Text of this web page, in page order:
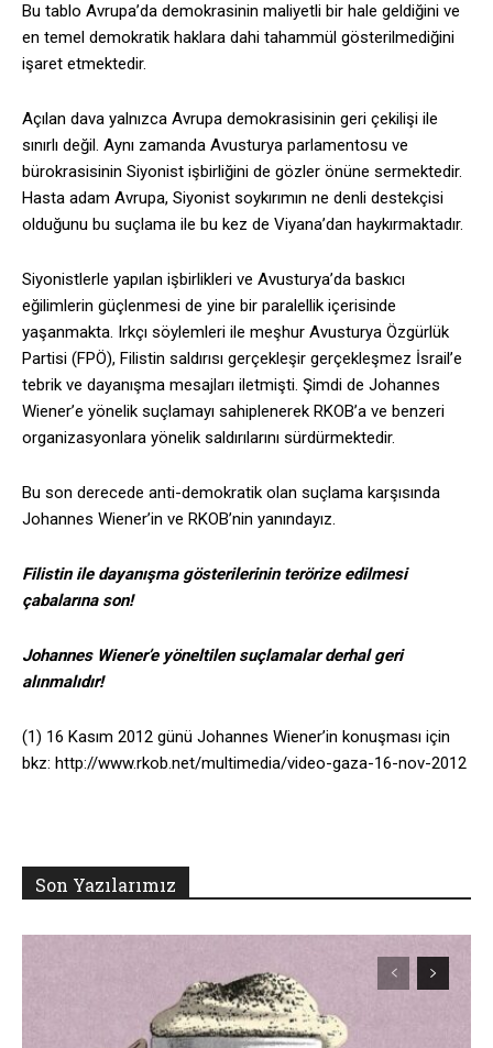
Bu tablo Avrupa’da demokrasinin maliyetli bir hale geldiğini ve
en temel demokratik haklara dahi tahammül gösterilmediğini
işaret etmektedir.
Açılan dava yalnızca Avrupa demokrasisinin geri çekilişi ile
sınırlı değil. Aynı zamanda Avusturya parlamentosu ve
bürokrasisinin Siyonist işbirliğini de gözler önüne sermektedir.
Hasta adam Avrupa, Siyonist soykırımın ne denli destekçisi
olduğunu bu suçlama ile bu kez de Viyana’dan haykırmaktadır.
Siyonistlerle yapılan işbirlikleri ve Avusturya’da baskıcı
eğilimlerin güçlenmesi de yine bir paralellik içerisinde
yaşanmakta. Irkçı söylemleri ile meşhur Avusturya Özgürlük
Partisi (FPÖ), Filistin saldırısı gerçekleşir gerçekleşmez İsrail’e
tebrik ve dayanışma mesajları iletmişti. Şimdi de Johannes
Wiener’e yönelik suçlamayı sahiplenerek RKOB’a ve benzeri
organizasyonlara yönelik saldırılarını sürdürmektedir.
Bu son derecede anti-demokratik olan suçlama karşısında
Johannes Wiener’in ve RKOB’nin yanındayız.
Filistin ile dayanışma gösterilerinin terörize edilmesi
çabalarına son!
Johannes Wiener’e yöneltilen suçlamalar derhal geri
alınmalıdır!
(1) 16 Kasım 2012 günü Johannes Wiener’in konuşması için
bkz: http://www.rkob.net/multimedia/video-gaza-16-nov-2012
Son Yazılarımız